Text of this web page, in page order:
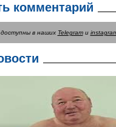
комментарий
в наших Telegramи